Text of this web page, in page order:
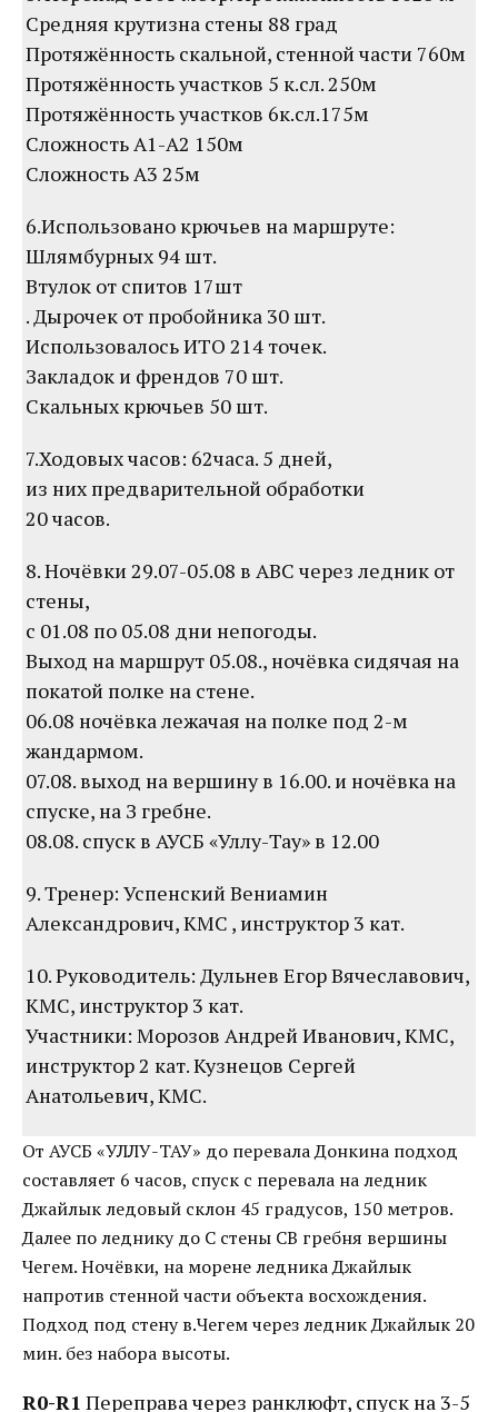
Средняя крутизна стены 88 град
Протяжённость скальной, стенной части 760м
Протяжённость участков 5 к.сл. 250м
Протяжённость участков 6к.сл.175м
Сложность А1-А2 150м
Сложность А3 25м
6.Использовано крючьев на маршруте:
Шлямбурных 94 шт.
Втулок от спитов 17шт
. Дырочек от пробойника 30 шт.
Использовалось ИТО 214 точек.
Закладок и френдов 70 шт.
Скальных крючьев 50 шт.
7.Ходовых часов: 62часа. 5 дней,
из них предварительной обработки
20 часов.
8. Ночёвки 29.07-05.08 в АВС через ледник от
стены,
с 01.08 по 05.08 дни непогоды.
Выход на маршрут 05.08., ночёвка сидячая на
покатой полке на стене.
06.08 ночёвка лежачая на полке под 2-м
жандармом.
07.08. выход на вершину в 16.00. и ночёвка на
спуске, на З гребне.
08.08. спуск в АУСБ «Уллу-Тау» в 12.00
9. Тренер: Успенский Вениамин
Александрович, КМС , инструктор 3 кат.
10. Руководитель: Дульнев Егор Вячеславович,
КМС, инструктор 3 кат.
Участники: Морозов Андрей Иванович, КМС,
инструктор 2 кат. Кузнецов Сергей
Анатольевич, КМС.
От АУСБ «УЛЛУ-ТАУ» до перевала Донкина подход
составляет 6 часов, спуск с перевала на ледник
Джайлык ледовый склон 45 градусов, 150 метров.
Далее по леднику до С стены СВ гребня вершины
Чегем. Ночёвки, на морене ледника Джайлык
напротив стенной части объекта восхождения.
Подход под стену в.Чегем через ледник Джайлык 20
мин. без набора высоты.
R0-R1 Переправа через ранклюфт, спуск на 3-5